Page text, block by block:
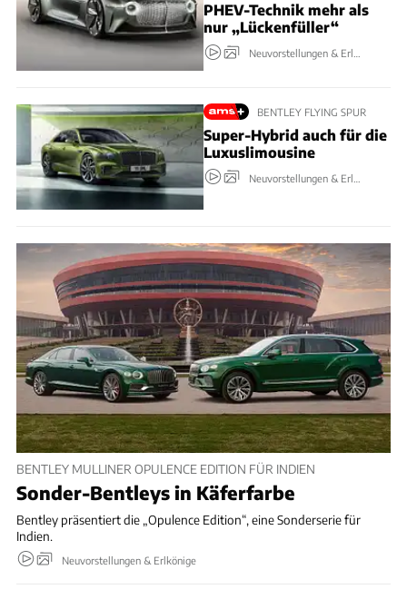
PHEV-Technik mehr als
nur „Lückenfüller“
Neuvorstellungen & Erlkönige
BENTLEY FLYING SPUR
Super-Hybrid auch für die
Luxuslimousine
Neuvorstellungen & Erlkönige
BENTLEY MULLINER OPULENCE EDITION FÜR INDIEN
Sonder-Bentleys in Käferfarbe
Bentley präsentiert die „Opulence Edition“, eine Sonderserie für
Indien.
Neuvorstellungen & Erlkönige